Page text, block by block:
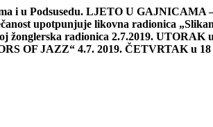
i u Podsusedu. LJETO U GAJNICAMA
upotpunjuje likovna radionica
žonglerska radionica 2.7.2019. UTORAK
OF JAZZ“ 4.7. 2019. ČETVRTAK u